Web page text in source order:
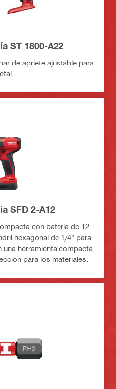
ST 1800-A22
de apriete ajustable para
SFD 2-A12
con batería de 12
hexagonal de 1/4" para
herramienta compacta,
para los materiales.